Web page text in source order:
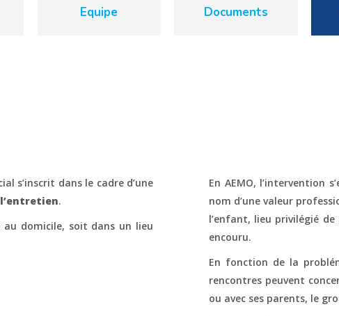
Equipe Documents
s’inscrit dans le cadre d’une
.
domicile, soit dans un lieu
En AEMO, l’intervention
nom d’une valeur
l’enfant, lieu privilégié
encouru.
En fonction de la
rencontres peuvent
ou avec ses parents, le